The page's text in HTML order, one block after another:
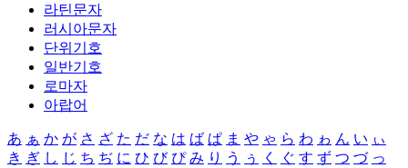
라틴문자
러시아문자
단위기호
일반기호
로마자
아랍어
あ ぁ か が さ ざ た だ な は ば ぱ ま や ゃ ら わ ゎ ん い ぃ
き ぎ し じ ち ぢ に ひ び ぴ み り う ぅ く ぐ す ず つ づ っ